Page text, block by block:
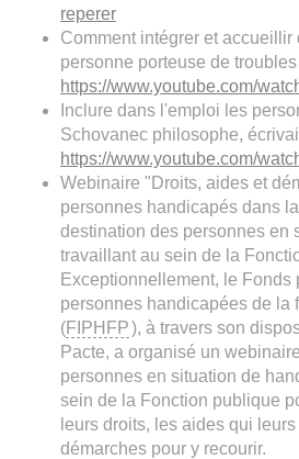
reperer
Comment intégrer et accueillir
personne porteuse de
https://www.youtube.com/
Inclure dans l'emploi les
Schovanec philosophe,
https://www.youtube.com/
Webinaire "Droits, aides et
personnes handicapés dans
destination des personnes en
travaillant au sein de la
Exceptionnellement, le Fonds
personnes handicapées de la
(FIPHFP), à travers son
Pacte, a organisé un
personnes en situation de
sein de la Fonction publique
leurs droits, les aides qui
démarches pour y recourir.